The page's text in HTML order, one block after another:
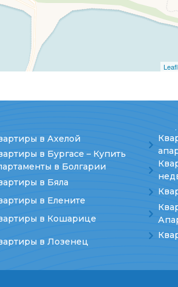
в Ахелой
в Бургасе – Купить
в Болгарии
в Бяла
в Елените
в Кошарице
в Лозенец